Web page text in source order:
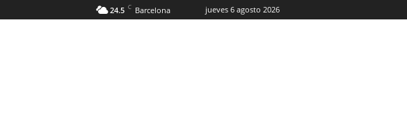
24.5 C Barcelona jueves 6 agosto 2026